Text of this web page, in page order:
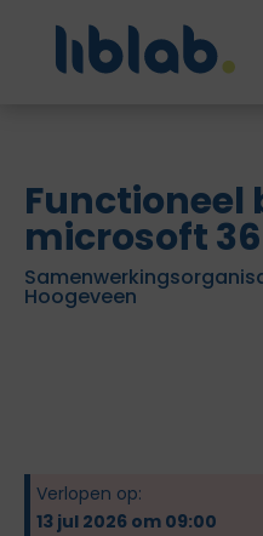
Functioneel
microsoft
Hoogeveen
Verlopen op:
13 jul 2026 om 09:00